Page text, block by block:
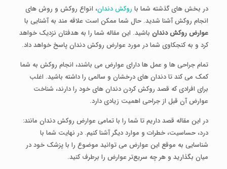
در بخش های گذشته شما با روکش دندان، انواع روکش و روش های
انجام روکش آشنا شدید. حال شما ممکن است علاقه مند به آشنایی با
عوارض روکش دندانباشید. این مقاله شما را به هدفتان نزدیک خواهد
کرد و به کنجکاوی شما در مورد عوارض روکش دندان پاسخ خواهد داد.
تمام جراحی ها و عمل ها دارای عوارض می باشند، انجام روکش به شما
کمک می کند تا دندان های درخشان و سالمی را داشته باشید. اغلب
برای افرادی که قصد روکش کردن دندان های خود را دارند، شناخت
عوارض آن قبل از جراحی اهمیت زیادی دارد.
در این مقاله قصد داریم تا شما را با تمامی عوارض روکش دندان مانند:
درد، حساسیت، خطرات و موارد دیگر آشنا کنیم. در نهایت شما با
شناسایی به موقع این عوارض می توانید موضوع را با پزشک خود در
میان بگذارید و هر چه سریع‌تر عوارض را برطرف کنید.